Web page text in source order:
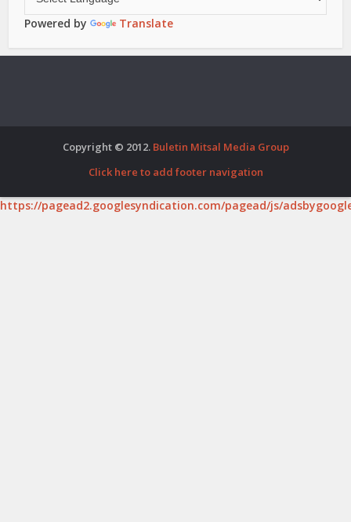
Powered by Translate
Copyright © 2012. Buletin Mitsal Media Group
Click here to add footer navigation
https://pagead2.googlesyndication.com/pagead/js/